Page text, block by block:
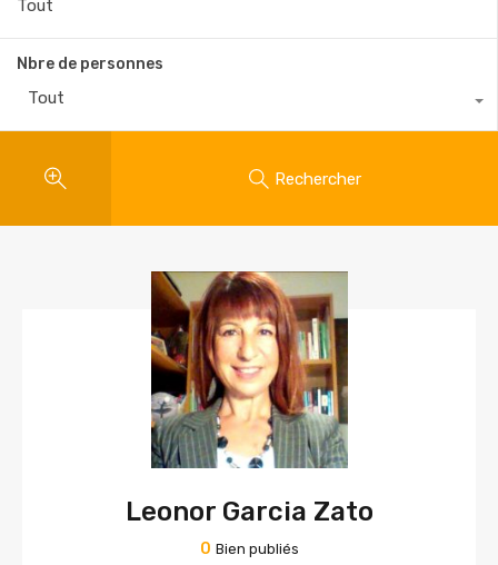
Nbre de personnes
Tout
Rechercher
Leonor Garcia Zato
0 Bien publiés